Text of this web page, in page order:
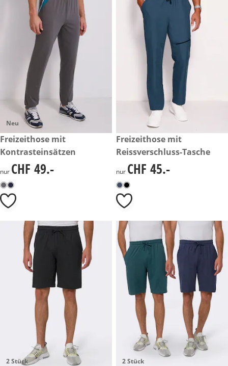
Neu
CHF 49.-
Freizeithose mit
Kontrasteinsätzen
CHF 49.-
nur CHF 49.-
CHF 45.-
Freizeithose mit
Reissverschluss-Tasche
CHF 45.-
nur CHF 45.-
2 Stück 2 Stück